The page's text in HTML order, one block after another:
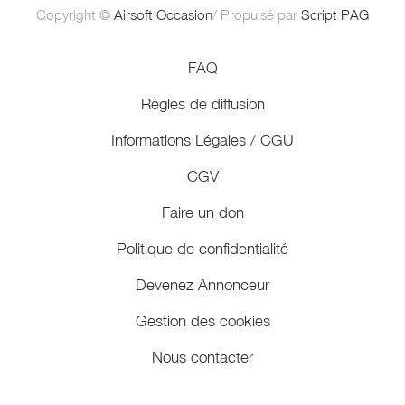
Copyright © Airsoft Occasion/ Propulsé par Script PAG
FAQ
Règles de diffusion
Informations Légales / CGU
CGV
Faire un don
Politique de confidentialité
Devenez Annonceur
Gestion des cookies
Nous contacter